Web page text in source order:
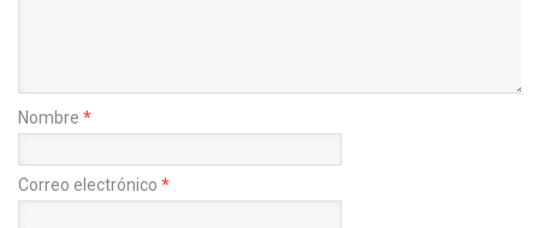
Nombre *
Correo electrónico *